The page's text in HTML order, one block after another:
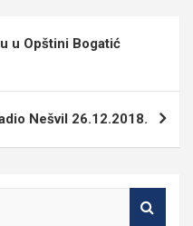
u Opštini Bogatić
Nešvil 26.12.2018.